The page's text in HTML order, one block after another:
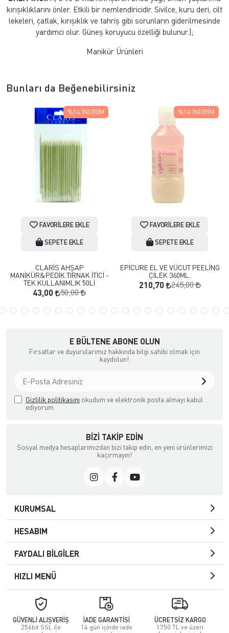
kırışıklıklarını önler. Etkili bir nemlendiricidir. Sivilce, kuru deri, cilt
lekeleri, çatlak, kırışıklık ve tahriş gibi sorunların giderilmesinde
yardımcı olur. Güneş koruyucu özelliği bulunur.);
Manikür Ürünleri
Bunları da Beğenebilirsiniz
FAVORILERE EKLE
SEPETE EKLE
CLARİS AHŞAP
MANİKÜR&PEDİK.TIRNAK İTİCİ -
TEK KULLANIMLIK 50Lİ
43,00 50,00
%14 İNDIRIM
FAVORILERE EKLE
SEPETE EKLE
EPİCURE EL VE VÜCUT PEELİNG
ÇİLEK 360ML.
210,70 245,00
%14 İNDIRIM
E BÜLTENE ABONE OLUN
Fırsatlar ve duyurularımız hakkında bilgi sahibi olmak için
kaydolun!
Gizlilik politikasını okudum ve elektronik posta almayı kabul
ediyorum.
BIZI TAKIP EDIN
Sosyal medya hesaplarımızdan bizi takip edin, en yeni ürünlerimizi
kaçırmayın!
KURUMSAL
HESABIM
FAYDALI BİLGİLER
HIZLI MENÜ
GÜVENLİ ALIŞVERİŞ
256bit SSL ile
İADE GARANTİSİ
14 gün içinde iade
ÜCRETSİZ KARGO
1750 TL ve üzeri